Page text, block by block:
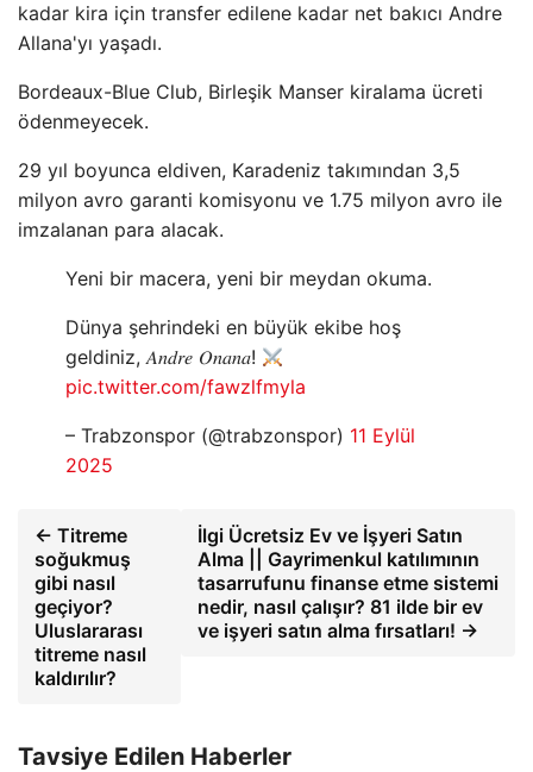
kadar kira için transfer edilene kadar net bakıcı Andre
Allana'yı yaşadı.
Bordeaux-Blue Club, Birleşik Manser kiralama ücreti
ödenmeyecek.
29 yıl boyunca eldiven, Karadeniz takımından 3,5
milyon avro garanti komisyonu ve 1.75 milyon avro ile
imzalanan para alacak.
Yeni bir macera, yeni bir meydan okuma.
Dünya şehrindeki en büyük ekibe hoş
geldiniz, 𝐴𝑛𝑑𝑟𝑒 𝑂𝑛𝑎𝑛𝑎!
pic.twitter.com/fawzlfmyla
– Trabzonspor (@trabzonspor) 11 Eylül
2025
← Titreme
soğukmuş
gibi nasıl
geçiyor?
Uluslararası
titreme nasıl
kaldırılır?
İlgi Ücretsiz Ev ve İşyeri Satın
Alma || Gayrimenkul katılımının
tasarrufunu finanse etme sistemi
nedir, nasıl çalışır? 81 ilde bir ev
ve işyeri satın alma fırsatları! →
Tavsiye Edilen Haberler